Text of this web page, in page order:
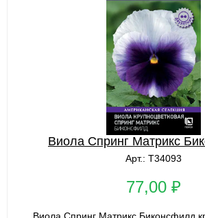
Виола Спринг Матрикс
Арт.: Т34093
77,00 ₽
Виола Спринг Матрикс Биконсфилд